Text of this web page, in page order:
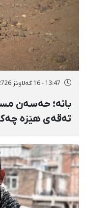
13:47 - 16 گەلاوێژ 2726
بانه؛ حەسەن
تەقەی هێزە